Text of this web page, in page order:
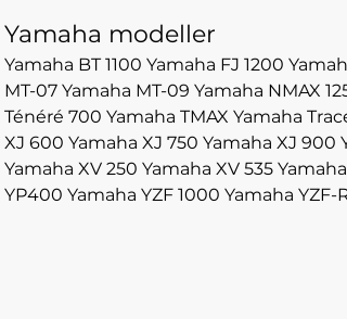
Yamaha modeller
Yamaha BT 1100 Yamaha FJ 1200
MT-07 Yamaha MT-09 Yamaha NMAX
Ténéré 700 Yamaha TMAX Yamaha
XJ 600 Yamaha XJ 750 Yamaha XJ 900
Yamaha XV 250 Yamaha XV 535
YP400 Yamaha YZF 1000 Yamaha YZF-